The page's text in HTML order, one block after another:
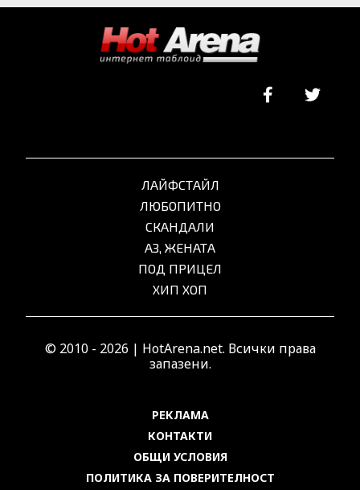
ЛАЙФСТАЙЛ
ЛЮБОПИТНО
СКАНДАЛИ
АЗ, ЖЕНАТА
ПОД ПРИЦЕЛ
ХИП ХОП
© 2010 - 2026 | HotArena.net. Всички права
запазени.
РЕКЛАМА
КОНТАКТИ
ОБЩИ УСЛОВИЯ
ПОЛИТИКА ЗА ПОВЕРИТЕЛНОСТ